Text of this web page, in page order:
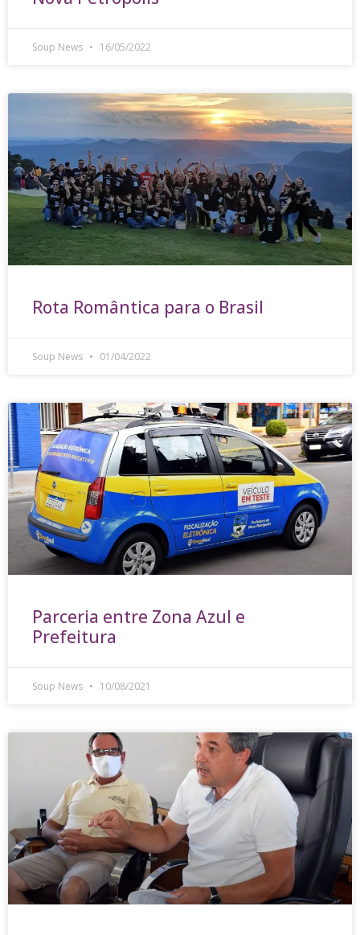
Soup News 16/05/2022
Rota Romântica para o Brasil
Soup News 01/04/2022
Parceria entre Zona Azul e
Prefeitura
Soup News 10/08/2021